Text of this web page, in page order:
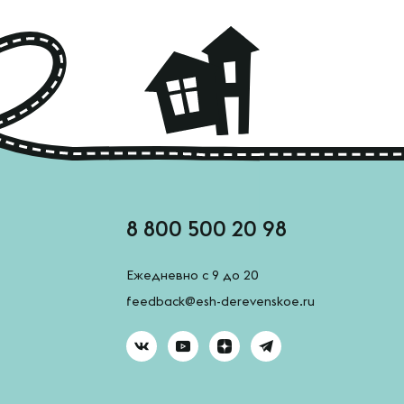
8 800 500 20 98
Ежедневно с 9 до 20
feedback@esh-derevenskoe.ru